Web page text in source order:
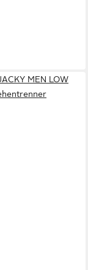
MEN LOW